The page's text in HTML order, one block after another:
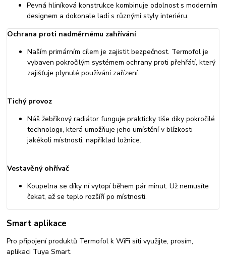
Pevná hliníková konstrukce kombinuje odolnost s moderním
designem a dokonale ladí s různými styly interiéru.
Ochrana proti nadměrnému zahřívání
Naším primárním cílem je zajistit bezpečnost. Termofol je
vybaven pokročilým systémem ochrany proti přehřátí, který
zajišťuje plynulé používání zařízení.
Tichý provoz
Náš žebříkový radiátor funguje prakticky tiše díky pokročilé
technologii, která umožňuje jeho umístění v blízkosti
jakékoli místnosti, například ložnice.
Vestavěný ohřívač
Koupelna se díky ní vytopí během pár minut. Už nemusíte
čekat, až se teplo rozšíří po místnosti.
Smart aplikace
Pro připojení produktů Termofol k WiFi síti využijte, prosím,
aplikaci Tuya Smart.